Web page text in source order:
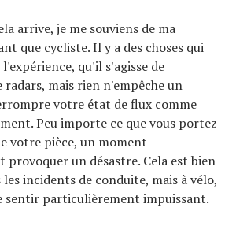
arrive, je me souviens de ma
que cycliste. Il y a des choses qui
qu'il s'agisse de
mais rien n'empêche un
votre état de flux comme
Peu importe ce que vous portez
votre pièce, un moment
un désastre. Cela est bien
incidents de conduite, mais à vélo,
sentir particulièrement impuissant.